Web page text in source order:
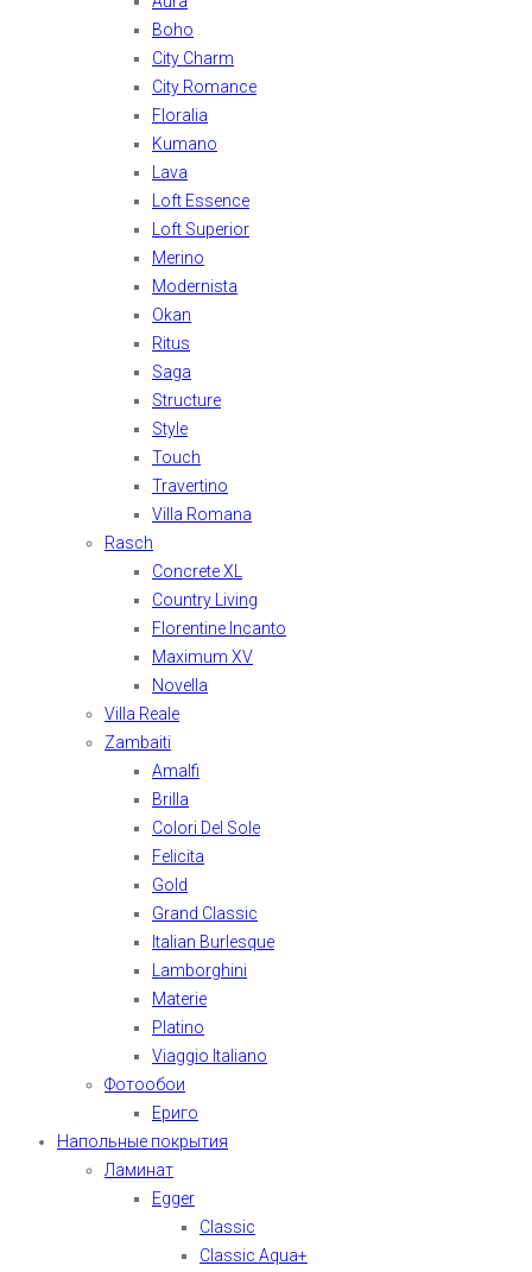
Boho
City Charm
City Romance
Floralia
Kumano
Lava
Loft Essence
Loft Superior
Merino
Modernista
Okan
Ritus
Saga
Structure
Style
Touch
Travertino
Villa Romana
Rasch
Concrete XL
Country Living
Florentine Incanto
Maximum XV
Novella
Villa Reale
Zambaiti
Amalfi
Brilla
Colori Del Sole
Felicita
Gold
Grand Classic
Italian Burlesque
Lamborghini
Materie
Platino
Viaggio Italiano
Фотообои
Ериго
Напольные покрытия
Ламинат
Egger
Classic
Classic Aqua+